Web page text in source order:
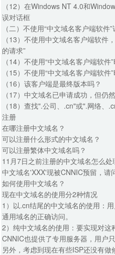
（12）在Windows NT 4.0和
误对话框
（二）不使用“中文域名客户端软
（13）不使用中文域名客户端软件
的请求”
（14）不使用“中文域名客户端软
（15）不使用“中文域名客户端软
（16）该客户端是最终版本吗？
（17）中文域名已申请成功，但仍
（18）查找".公司、.cn"或".网络、
注册
在哪注册中文域名？
可以注册什么形式的中文域名？
可以注册繁体中文域名吗？
11月7日之前注册的中文域名怎么处
中文域名'XXX'现被CNNIC预留，请
如何使用中文域名？
现在中文域名的使用分2种情况
1）以.cn结尾的中文域名的使用：
通用域名的正确访问。
2）纯中文域名的使用：要实现对
CNNIC也提供了专用服务器，用户
另外，考虑到现在有些ISP还没有